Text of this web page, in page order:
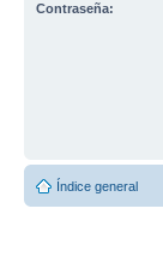
Contraseña:
Índice general